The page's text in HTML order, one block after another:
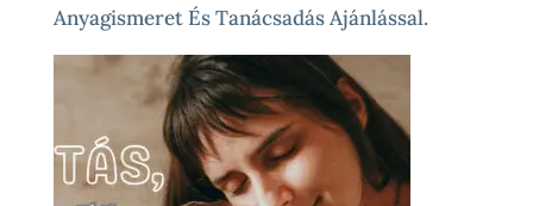
Anyagismeret És Tanácsadás Ajánlással.